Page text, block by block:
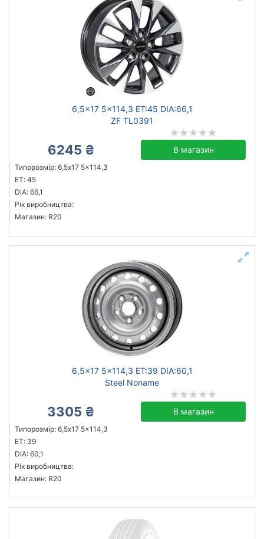
6,5x17 5x114,3 ET:45 DIA:66,1
ZF TL0391
6245 ₴ В магазин
Типорозмір: 6,5x17 5x114,3
ET: 45
DIA: 66,1
Рік виробництва:
Магазин: R20
6,5x17 5x114,3 ET:39 DIA:60,1
Steel Noname
3305 ₴ В магазин
Типорозмір: 6,5x17 5x114,3
ET: 39
DIA: 60,1
Рік виробництва:
Магазин: R20